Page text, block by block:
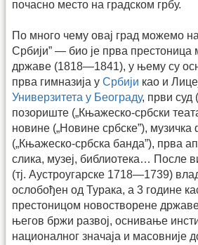
почасно место на градском грбу.
По много чему овај град можемо
Србији” — био је прва престоница
државе (1818—1841), у њему су
прва гимназија у Србији као и
Универзитета у Београду, први суд
позориште („Књажеско-србски
новине („Новине србске”), музичка
(„Књажеско-србска банда”), прва
слика, музеј, библиотека… После
(тј. Аустроугарске 1718—1739)
ослобођен од Турака, а 3 године
престоницом новостворене
његов бржи развој, оснивање
националног значаја и масовније